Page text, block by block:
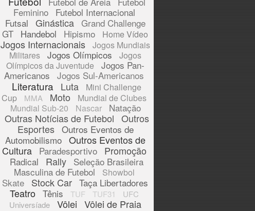
Feminino
Futebol Internacional
Futsal Ginástica Grand Challenge
GT Handebol Hipismo Home Vídeo
Jogos Internacionais
Jogos Mundiais
Militares
Jogos Olímpicos
Jogos
Olímpicos da Juventude
Jogos Pan-
Americanos Jogos Sul-Americanos
Literatura Luta
Mini Challenge
Cup
MMA Moto
Mundial de Clubes
Mundial Sub-20
Nascar Natação
Outras Notícias de Futebol Outros
Esportes Outros Eventos de
Automobilismo Outros Eventos de
Cultura
Paradesportivo Promoção
Radical Rally Seleção Brasileira
Masculina de Futebol
Showbol
Skate Stock Car Taça Libertadores
Teatro Tênis TUF TUF31
UFC
Universíade
Vôlei Vôlei de Praia